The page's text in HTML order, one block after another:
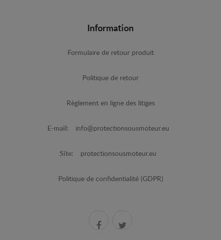
Information
Formulaire de retour produit
Politique de retour
Règlement en ligne des litiges
E-mail: info@protectionsousmoteur.eu
Site: protectionsousmoteur.eu
Politique de confidentialité (GDPR)